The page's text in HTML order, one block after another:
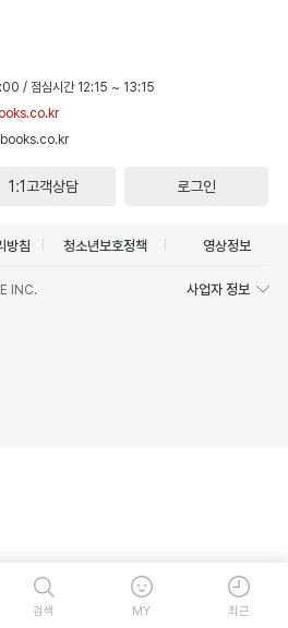
/ 점심시간 12:15 ~ 13:15
1:1고객상담 로그인
방침 청소년보호정책 영상정보
INC. 사업자 정보
검색 MY 최근